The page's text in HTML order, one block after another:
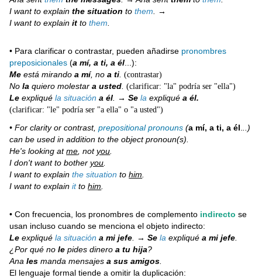
I want to explainthe situation tothem. →
I want to explainit tothem.
• Para clarificar o contrastar, pueden añadirse pronombres
preposicionales (a mí, a ti, a él ...):
Me está mirandoa mí, noa ti (contrastar)
Nola quiero molestara usted (clarificar: "la" podría ser "ella")
Le expliquéla situación a él →Se la expliquéa él.
(clarificar: "le" podría ser "a ella" o "a usted")
• For clarity or contrast,prepositional pronouns (a mí, a ti, a él...)
can be used in addition to the object pronoun(s).
He's looking atme, notyou.
I don't want to botheryou.
I want to explainthe situation tohim.
I want to explainittohim.
• Con frecuencia, los pronombres de complemento indirecto se
usan incluso cuando se menciona el objeto indirecto:
Le expliquéla situación a mi jefe . →Se la expliquéa mi jefe
¿Por qué nole pides dineroa tu hija?
Anales manda mensajesa sus amigos
El lenguaje formal tiende a omitir la duplicación: